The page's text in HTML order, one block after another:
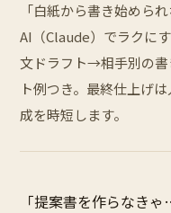
「白紙から書き始めら
AI（Claude）でラクに
文ドラフト→相手別の書
ト例つき。最終仕上げ
成を時短します。
「提案書を作らなき